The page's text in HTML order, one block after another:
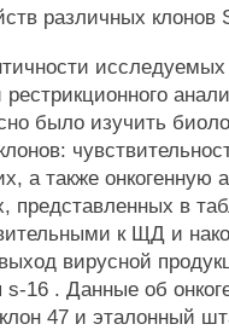
различных клонов
было изучить
а также онкогенную
представленных в
к ЩД и
вирусной
16 . Данные об
47 и эталонный